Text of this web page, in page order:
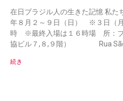
在日ブラジル人の生きた記憶 私
年８月２～９日（日） ※３日（
時 ※最終入場は１６時場 所：
協ビル７,８,９階） Rua São
続き